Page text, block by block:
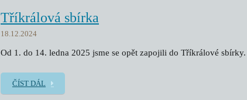
Tříkrálová sbírka
18.12.2024
Od 1. do 14. ledna 2025 jsme se opět zapojili do Tříkrálové
ČÍST DÁL